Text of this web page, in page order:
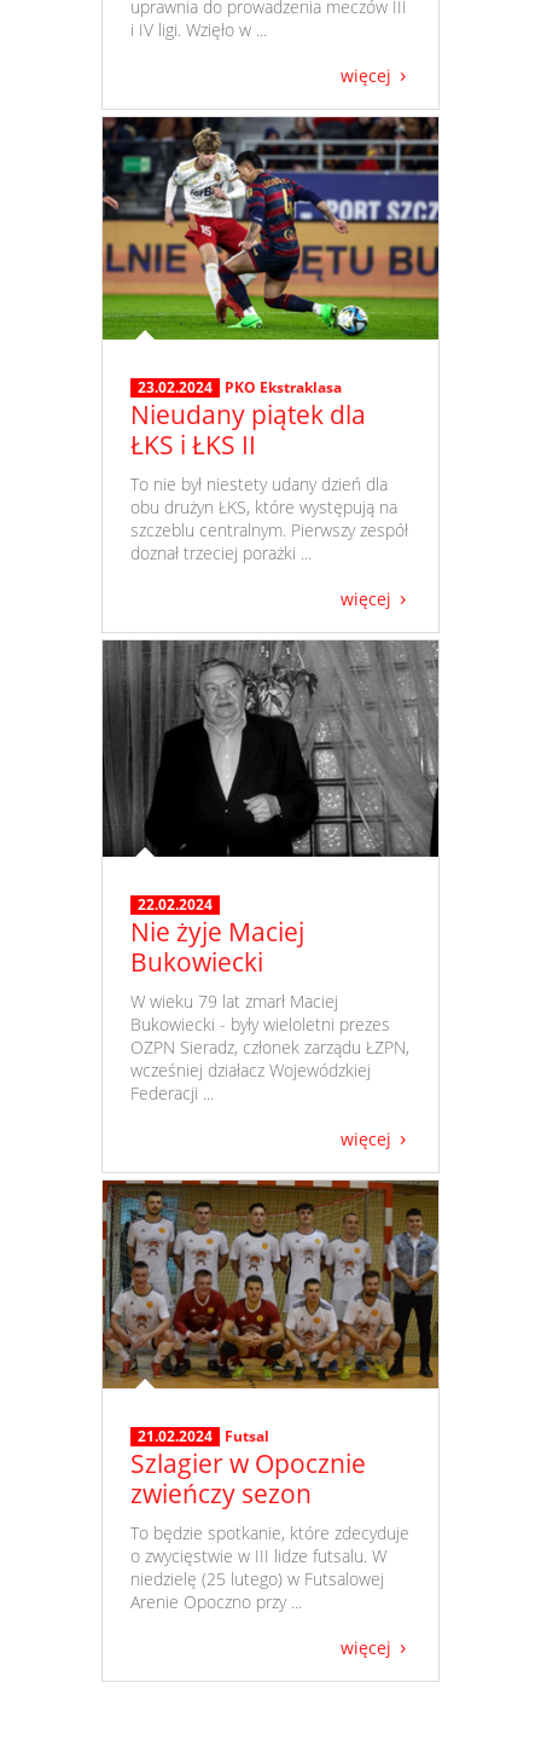
uprawnia do prowadzenia meczów III
i IV ligi. Wzięło w ...
więcej
23.02.2024 PKO Ekstraklasa
Nieudany piątek dla
ŁKS i ŁKS II
​ To nie był niestety udany dzień dla
obu drużyn ŁKS, które występują na
szczeblu centralnym. Pierwszy zespół
doznał trzeciej porażki ...
więcej
22.02.2024
Nie żyje Maciej
Bukowiecki
​ W wieku 79 lat zmarł Maciej
Bukowiecki - były wieloletni prezes
OZPN Sieradz, członek zarządu ŁZPN,
wcześniej działacz Wojewódzkiej
Federacji ...
więcej
21.02.2024 Futsal
Szlagier w Opocznie
zwieńczy sezon
​ To będzie spotkanie, które zdecyduje
o zwycięstwie w III lidze futsalu. W
niedzielę (25 lutego) w Futsalowej
Arenie Opoczno przy ...
więcej